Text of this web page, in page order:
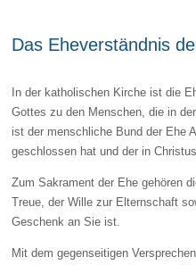
Das Eheverständnis
In der katholischen Kirche ist die
Gottes zu den Menschen, die in
ist der menschliche Bund der Ehe
geschlossen hat und der in
Zum Sakrament der Ehe gehören
Treue, der Wille zur Elternschaft
Geschenk an Sie ist.
Mit dem gegenseitigen